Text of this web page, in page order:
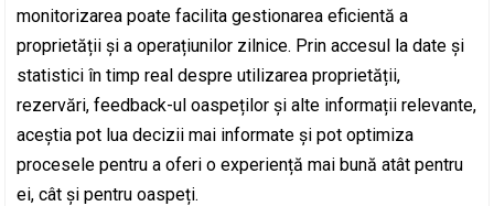
monitorizarea poate facilita gestionarea eficientă a
proprietății și a operațiunilor zilnice. Prin accesul la date și
statistici în timp real despre utilizarea proprietății,
rezervări, feedback-ul oaspeților și alte informații relevante,
aceștia pot lua decizii mai informate și pot optimiza
procesele pentru a oferi o experiență mai bună atât pentru
ei, cât și pentru oaspeți.